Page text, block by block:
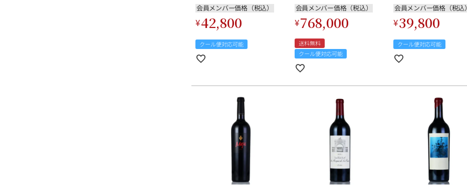
会員メンバー価格（税込）
¥42,800
クール便対応可能
会員メンバー価格（税込）
¥768,000
送料無料
クール便対応可能
会員メンバー価格（税込）
¥39,800
クール便対応可能